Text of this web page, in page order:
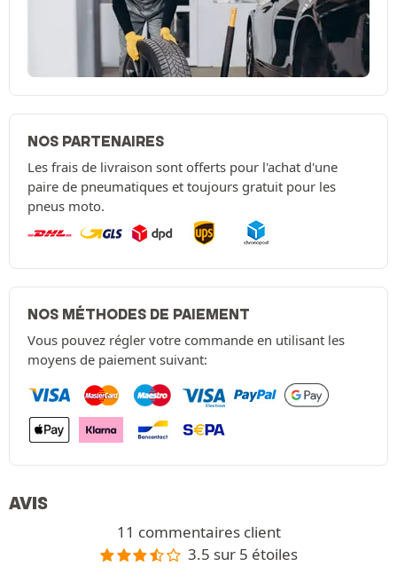
NOS PARTENAIRES
Les frais de livraison sont offerts pour l'achat d'une
paire de pneumatiques et toujours gratuit pour les
pneus moto.
NOS MÉTHODES DE PAIEMENT
Vous pouvez régler votre commande en utilisant les
moyens de paiement suivant:
AVIS
11 commentaires client
3.5 sur 5 étoiles